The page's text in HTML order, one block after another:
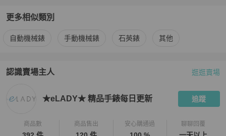
・所有商品由日本寄出，若產生關稅與其他稅費由買家自行支付。
出貨狀態一致。
・請買家務必錄影開箱以做記錄。
行退貨手續。
★ 您一旦依照服務網頁所定方式、條件及流程完成下單，即表示願意
更多相似類別
更多Breitling 相似商品推薦
自動機械錶 手動機械錶 石英錶 其他
認識賣場主人
PopChill 拍拍圈嚴選賣家 ★eLADY★ 精品手錶每日更新介紹
逛逛賣場
★eLADY★ 精品手錶每日更新 追蹤
商品數 商品售出 安心購通過 聊聊回覆